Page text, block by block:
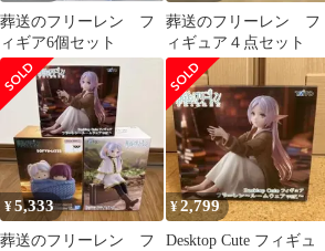
葬送のフリーレン フ
ィギア6個セット
葬送のフリーレン フ
ィギュア４点セット
¥5,333
葬送のフリーレン フ
¥2,799
Desktop Cute フィギュ